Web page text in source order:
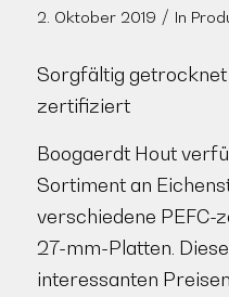
2. Oktober 2019 / In
Sorgfältig getrocknet
zertifiziert
Boogaerdt Hout
Sortiment an
verschiedene
27-mm-Platten.
interessanten